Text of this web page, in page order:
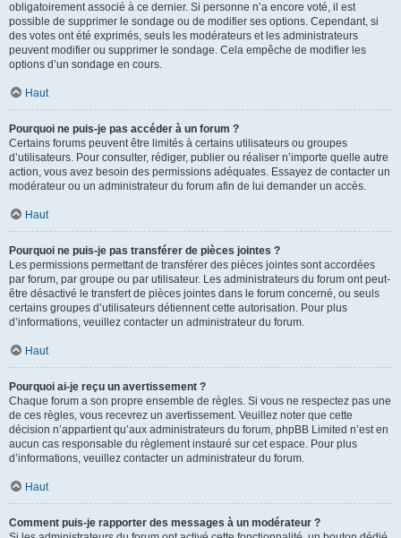
obligatoirement associé à ce dernier. Si personne n’a encore voté, il est
possible de supprimer le sondage ou de modifier ses options. Cependant, si
des votes ont été exprimés, seuls les modérateurs et les administrateurs
peuvent modifier ou supprimer le sondage. Cela empêche de modifier les
options d’un sondage en cours.
Haut
Pourquoi ne puis-je pas accéder à un forum ?
Certains forums peuvent être limités à certains utilisateurs ou groupes
d’utilisateurs. Pour consulter, rédiger, publier ou réaliser n’importe quelle autre
action, vous avez besoin des permissions adéquates. Essayez de contacter un
modérateur ou un administrateur du forum afin de lui demander un accès.
Haut
Pourquoi ne puis-je pas transférer de pièces jointes ?
Les permissions permettant de transférer des pièces jointes sont accordées
par forum, par groupe ou par utilisateur. Les administrateurs du forum ont peut-
être désactivé le transfert de pièces jointes dans le forum concerné, ou seuls
certains groupes d’utilisateurs détiennent cette autorisation. Pour plus
d’informations, veuillez contacter un administrateur du forum.
Haut
Pourquoi ai-je reçu un avertissement ?
Chaque forum a son propre ensemble de règles. Si vous ne respectez pas une
de ces règles, vous recevrez un avertissement. Veuillez noter que cette
décision n’appartient qu’aux administrateurs du forum, phpBB Limited n’est en
aucun cas responsable du règlement instauré sur cet espace. Pour plus
d’informations, veuillez contacter un administrateur du forum.
Haut
Comment puis-je rapporter des messages à un modérateur ?